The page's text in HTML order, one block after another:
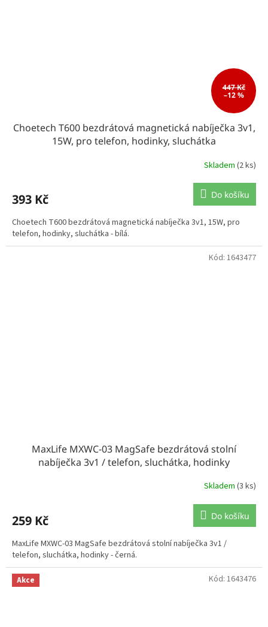
447 Kč
–12 %
Choetech T600 bezdrátová magnetická nabíječka 3v1,
15W, pro telefon, hodinky, sluchátka
Skladem (2 ks)
393 Kč Do košíku
Choetech T600 bezdrátová magnetická nabíječka 3v1, 15W, pro
telefon, hodinky, sluchátka - bílá.
MaxLife MXWC-03 MagSafe bezdrátová stolní
nabíječka 3v1 / telefon, sluchátka, hodinky
Skladem (3 ks)
259 Kč Do košíku
MaxLife MXWC-03 MagSafe bezdrátová stolní nabíječka 3v1 /
telefon, sluchátka, hodinky - černá.
Kód: 1643477
Akce Kód: 1643476